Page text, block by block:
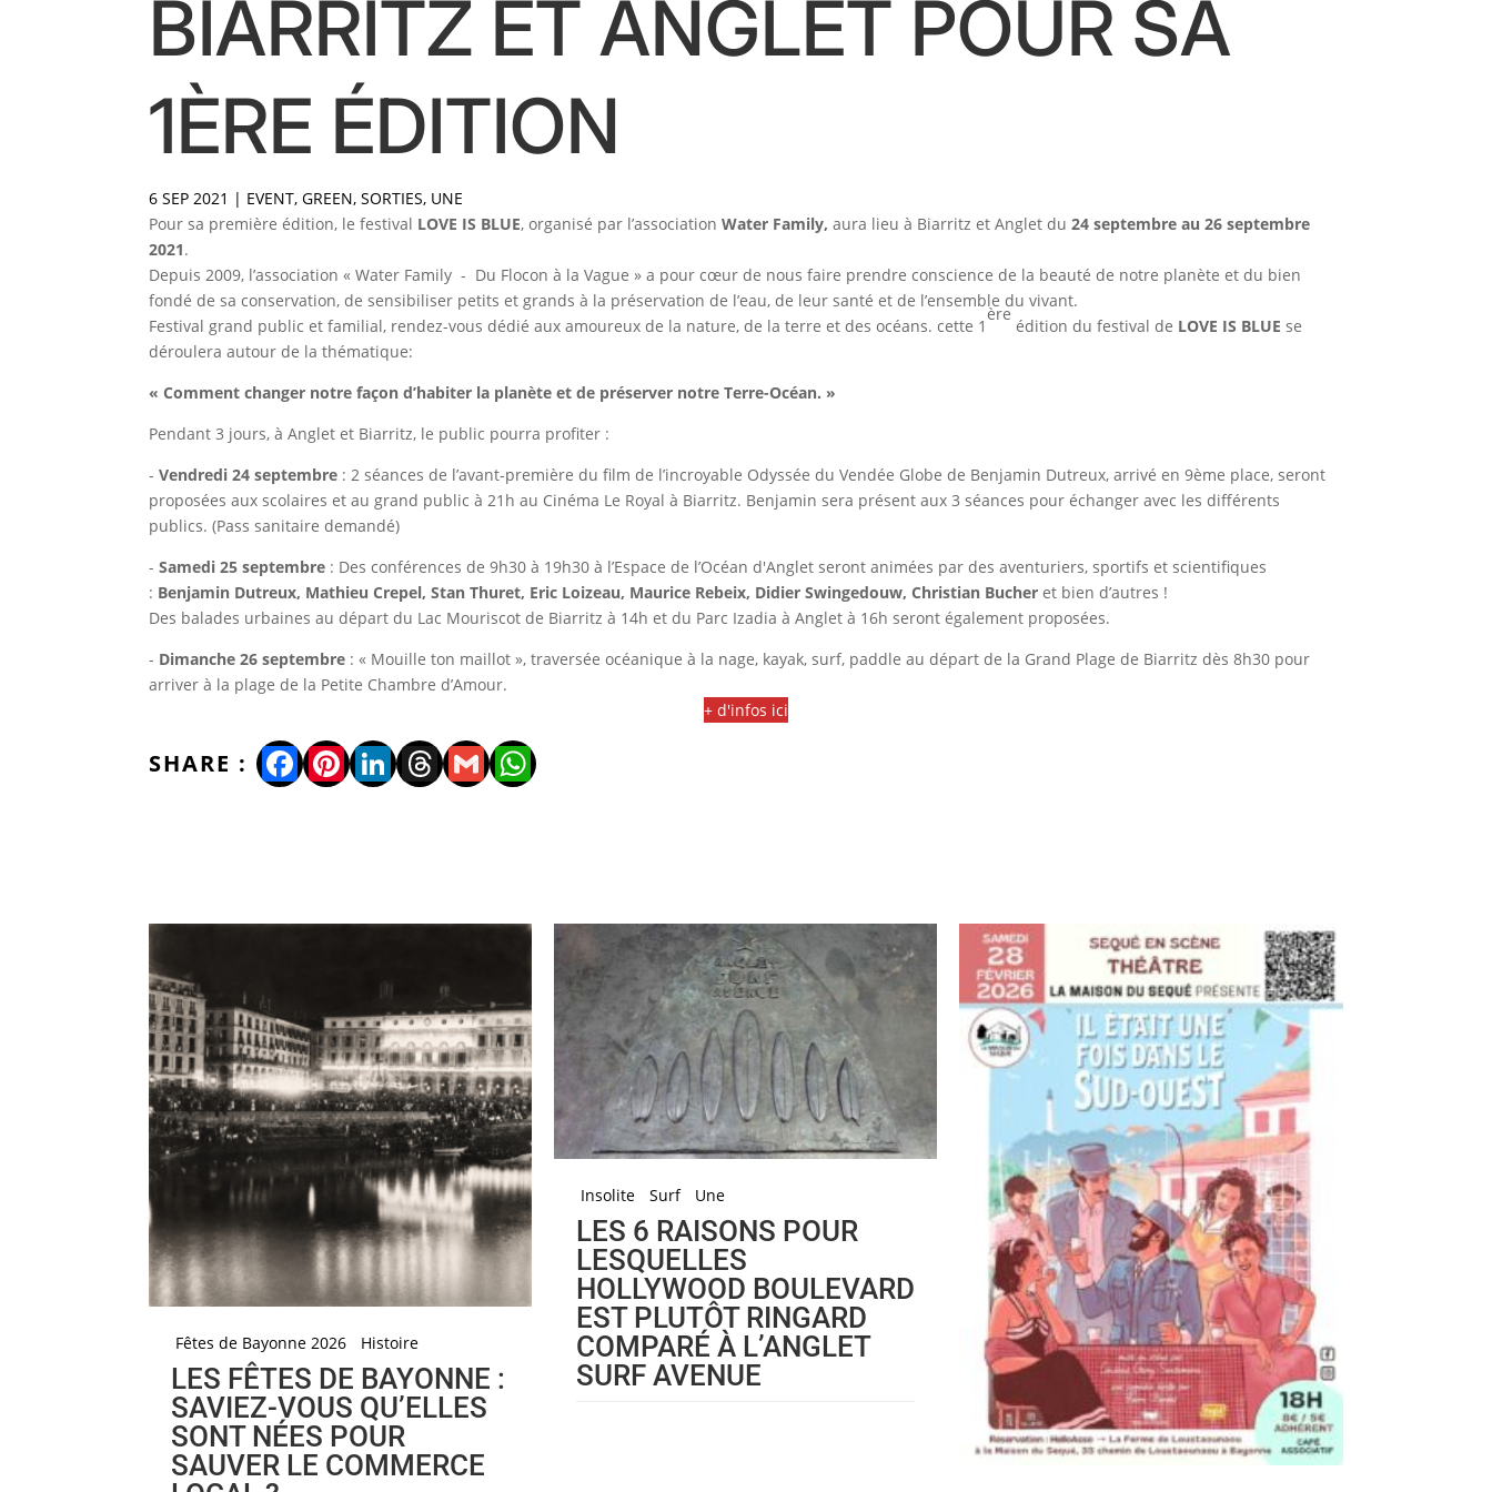
BIARRITZ ET ANGLET POUR SA
1ÈRE ÉDITION
6 SEP 2021 | EVENT,GREEN,SORTIES, UNE
Pour sa première édition, le festival LOVE IS BLUE, organisé par l’associationWater Family, aura lieu à Biarritz et Anglet du24 septembre au 26 septembre
2021.
Depuis 2009, l’association « Water Family - Du Flocon à la Vague » a pour cœur de nous faire prendre conscience de la beauté de notre planète et du bien
fondé de sa conservation, de sensibiliser petits et grands à la préservation de l’eau, de leur santé et de l’ensemble du vivant.
Festival grand public et familial, rendez-vous dédié aux amoureux de la nature, de la terre et des océans. cette 1
ère
édition du festival de LOVE IS BLUE se
déroulera autour de la thématique:
« Comment changer notre façon d’habiter la planète et de préserver notre Terre-Océan. »
Pendant 3 jours, à Anglet et Biarritz, le public pourra profiter :
-Vendredi 24 septembre : 2 séances de l’avant-première du film de l’incroyable Odyssée du Vendée Globe de Benjamin Dutreux, arrivé en 9ème place, seront
proposées aux scolaires et au grand public à 21h au Cinéma Le Royal à Biarritz. Benjamin sera présent aux 3 séances pour échanger avec les différents
publics. (Pass sanitaire demandé)
-Samedi 25 septembre : Des conférences de 9h30 à 19h30 à l’Espace de l’Océan d'Anglet seront animées par des aventuriers, sportifs et scientifiques
: Benjamin Dutreux, Mathieu Crepel, Stan Thuret, Eric Loizeau, Maurice Rebeix, Didier Swingedouw, Christian Bucher et bien d’autres !
Des balades urbaines au départ du Lac Mouriscot de Biarritz à 14h et du Parc Izadia à Anglet à 16h seront également proposées.
- Dimanche 26 septembre : « Mouille ton maillot », traversée océanique à la nage, kayak, surf, paddle au départ de la Grand Plage de Biarritz dès 8h30 pour
arriver à la plage de la Petite Chambre d’Amour.
+ d'infos ici
Facebook
Pinterest
LinkedIn
Threads
GmailWhatsApp
Fêtes de Bayonne 2026 Histoire
LES FÊTES DE BAYONNE :
SAVIEZ-VOUS QU’ELLES
SONT NÉES POUR
SAUVER LE COMMERCE
Insolite Surf Une
LES 6 RAISONS POUR
LESQUELLES
HOLLYWOOD BOULEVARD
EST PLUTÔT RINGARD
COMPARÉ À L’ANGLET
SURF AVENUE